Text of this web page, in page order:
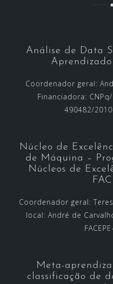
Análise de Data
Coordenador geral:
Financiadora:
490482/
Núcleo de
de Máquina –
Núcleos de
Coordenador geral:
local: André de
Meta-
classificação de